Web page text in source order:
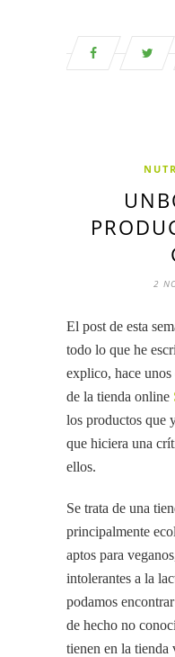
2
El post de esta
todo lo que he
explico, hace
de la tienda online
los productos que
que hiciera una
ellos.
Se trata de una
principalmente
aptos para
intolerantes a la
podamos
de hecho no
tienen en la tienda